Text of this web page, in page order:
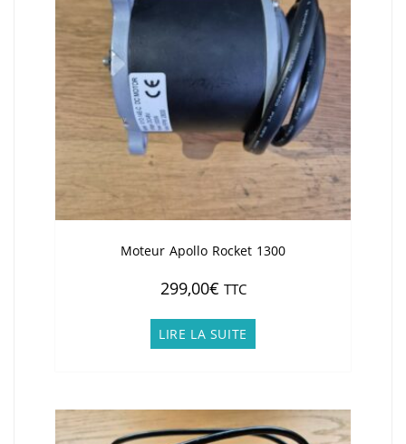
Moteur Apollo Rocket 1300
299,00€ TTC
LIRE LA SUITE